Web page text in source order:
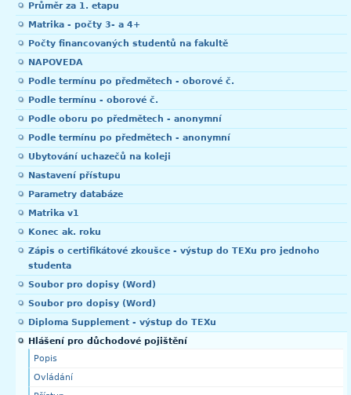
Průměr za 1. etapu
Matrika - počty 3- a 4+
Počty financovaných studentů na fakultě
NAPOVEDA
Podle termínu po předmětech - oborové č.
Podle termínu - oborové č.
Podle oboru po předmětech - anonymní
Podle termínu po předmětech - anonymní
Ubytování uchazečů na koleji
Nastavení přístupu
Parametry databáze
Matrika v1
Konec ak. roku
Zápis o certifikátové zkoušce - výstup do TEXu pro jednoho
studenta
Soubor pro dopisy (Word)
Soubor pro dopisy (Word)
Diploma Supplement - výstup do TEXu
Hlášení pro důchodové pojištění
Popis
Ovládání